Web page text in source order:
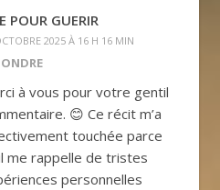
POUR GUERIR
2025 À 16 H 16 MIN
à vous pour votre gentil
😊 Ce récit m’a
touchée parce
me rappelle de tristes
personnelles